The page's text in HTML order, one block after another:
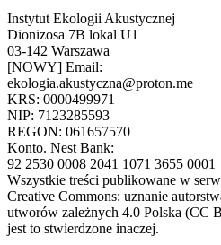
Instytut Ekologii Akustycznej
Dionizosa 7B lokal U1
03-142 Warszawa
[NOWY] Email:
ekologia.akustyczna@proton.me
KRS: 0000499971
NIP: 7123285593
REGON: 061657570
Konto. Nest Bank:
92 2530 0008 2041 1071 3655 0001
Wszystkie treści publikowane w
Creative Commons: uznanie
utworów zależnych 4.0 Polska (CC
jest to stwierdzone inaczej.